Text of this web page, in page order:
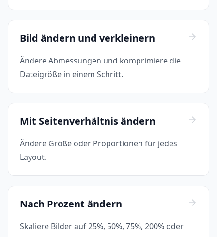
Bild ändern und verkleinern
Ändere Abmessungen und komprimiere die
Dateigröße in einem Schritt.
Mit Seitenverhältnis ändern
Ändere Größe oder Proportionen für jedes
Layout.
Nach Prozent ändern
Skaliere Bilder auf 25%, 50%, 75%, 200% oder